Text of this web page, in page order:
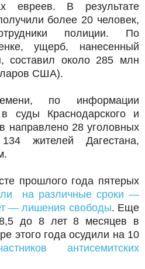
евреев. В результате
более 20 человек,
полиции. По
ущерб, нанесенный
составил около 285 млн
США).
по информации
суды Краснодарского и
направлено 28 уголовных
жителей Дагестана,
прошлого года пятерых
на различные сроки —
— лишения свободы. Еще
до 8 лет 8 месяцев в
этого года осудили на 10
антисемитских